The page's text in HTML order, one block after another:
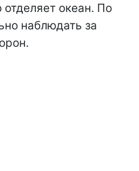
отделяет океан. По
наблюдать за